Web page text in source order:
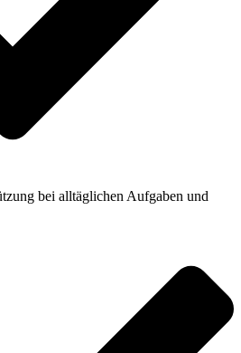
bei alltäglichen Aufgaben und